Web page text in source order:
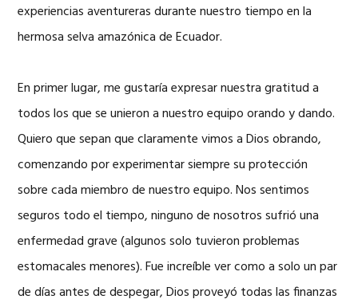
experiencias aventureras durante nuestro tiempo en la
hermosa selva amazónica de Ecuador.
En primer lugar, me gustaría expresar nuestra gratitud a
todos los que se unieron a nuestro equipo orando y dando.
Quiero que sepan que claramente vimos a Dios obrando,
comenzando por experimentar siempre su protección
sobre cada miembro de nuestro equipo. Nos sentimos
seguros todo el tiempo, ninguno de nosotros sufrió una
enfermedad grave (algunos solo tuvieron problemas
estomacales menores). Fue increíble ver como a solo un par
de días antes de despegar, Dios proveyó todas las finanzas